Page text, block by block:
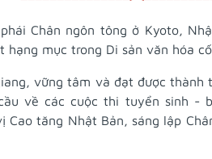
Chân ngôn tông ở Kyoto,
mục trong Di sản văn hóa
vững tâm và đạt được
về các cuộc thi tuyển sinh -
Cao tăng Nhật Bản, sáng lập